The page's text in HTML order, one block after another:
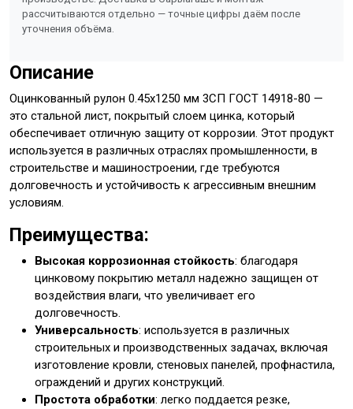
рассчитываются отдельно — точные цифры даём после
уточнения объёма.
Описание
Оцинкованный рулон 0.45x1250 мм 3СП ГОСТ 14918-80 —
это стальной лист, покрытый слоем цинка, который
обеспечивает отличную защиту от коррозии. Этот продукт
используется в различных отраслях промышленности, в
строительстве и машиностроении, где требуются
долговечность и устойчивость к агрессивным внешним
условиям.
Преимущества:
Высокая коррозионная стойкость: благодаря
цинковому покрытию металл надежно защищен от
воздействия влаги, что увеличивает его
долговечность.
Универсальность: используется в различных
строительных и производственных задачах, включая
изготовление кровли, стеновых панелей, профнастила,
ограждений и других конструкций.
Простота обработки: легко поддается резке,